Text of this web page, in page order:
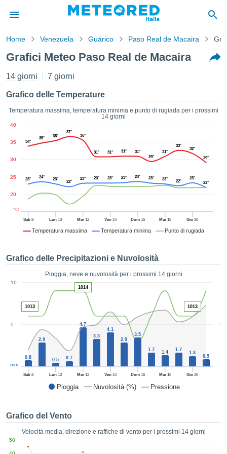
di
stati
da
che le
È
a
le
o
per
senza
clic sul
CONTINUA
IMPOSTAZIONI
Home Venezuela Guárico Paso Real de Macaira
Grafici Meteo Paso Real de Macaira
14 giorni 7 giorni
Grafico delle Temperature
Temperatura massima, temperatura minima e punto di rugiada per i prossimi
14 giorni
Temperatura massima Temperatura minima Punto di rugiada
Sab8 Lun 10 Mer12 Ven14 Dom16 Mar18 Gio 20
20
25
30
35
40
°C
34°
35° 35°
37°
36°
31° 31° 31°
31°
29°
31°
33°
32°
29°
23° 24° 23°
22°
23° 23° 23° 23° 24° 23° 23° 22°
23°
22°
Grafico delle Precipitazioni e Nuvolosità
Pioggia, neve e nuvolosità per i prossimi 14 giorni
Pioggia Nuvolosità (%) Pressione
50
Sab8 Lun 10 Mer12 Ven14 Dom16 Mar18 Gio 20
5
10
mm
0.8
2.9
0.5 0.7
4.7
3.3
4.1
2.9
3.5
1.7 1.4 1.7
1.3
0.9
1013
1014
1013
Grafico del Vento
Velocità media, direzione e raffiche di vento per i prossimi 14 giorni
50